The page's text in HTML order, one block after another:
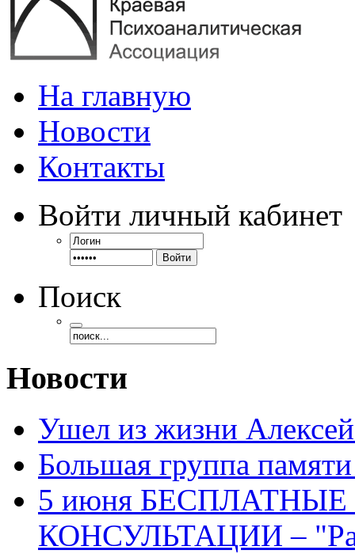
На главную
Новости
Контакты
Войти личный кабинет
Войти
Поиск
Новости
Ушел из жизни
Большая группа
5 июня
КОНСУЛЬТАЦИИ –